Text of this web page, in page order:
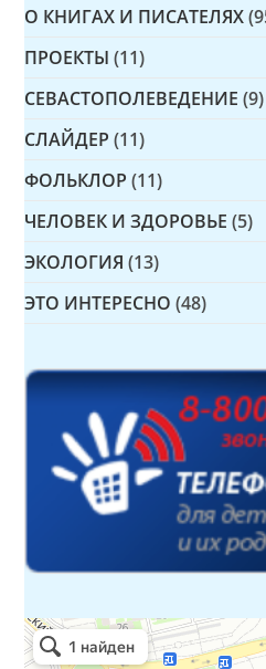
О КНИГАХ И ПИСАТЕЛЯХ
ПРОЕКТЫ (11)
СЕВАСТОПОЛЕВЕДЕНИЕ (9)
СЛАЙДЕР (11)
ФОЛЬКЛОР (11)
ЧЕЛОВЕК И ЗДОРОВЬЕ (5)
ЭКОЛОГИЯ (13)
ЭТО ИНТЕРЕСНО (48)
Детская библиотека № 14 Дружбы
Библиотека в Севастополе